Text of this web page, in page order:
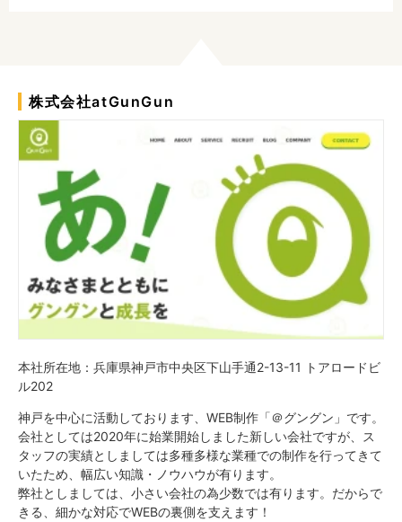
株式会社atGunGun
本社所在地：兵庫県神戸市中央区下山手通2-13-11 トアロードビ
ル202
神戸を中心に活動しております、WEB制作「＠グングン」です。
会社としては2020年に始業開始しました新しい会社ですが、ス
タッフの実績としましては多種多様な業種での制作を行ってきて
いたため、幅広い知識・ノウハウが有ります。
弊社としましては、小さい会社の為少数では有ります。だからで
きる、細かな対応でWEBの裏側を支えます！